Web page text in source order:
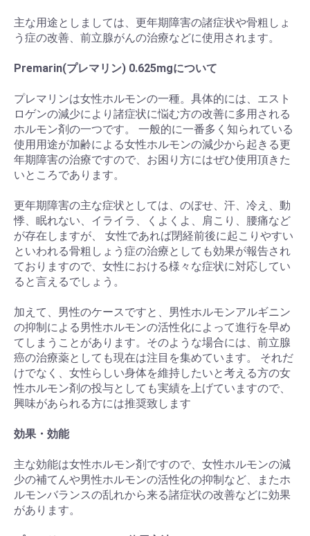
主な用途としましては、更年期障害の諸症状や骨粗しょ
う症の改善、前立腺がんの治療などに使用されます。
Premarin(プレマリン) 0.625mgについて
プレマリンは女性ホルモンの一種。具体的には、エスト
ロゲンの減少により諸症状に悩む方の改善に多用される
ホルモン剤の一つです。 一般的に一番多く知られている
使用用途が加齢による女性ホルモンの減少から起きる更
年期障害の治療ですので、お困り方にはぜひ使用頂きた
いところであります。
更年期障害の主な症状としては、のぼせ、汗、冷え、動
悸、眠れない、イライラ、くよくよ、肩こり、腰痛など
が存在しますが、 女性であれば閉経前後に起こりやすい
といわれる骨粗しょう症の治療としても効果が報告され
ておりますので、女性における様々な症状に対応してい
ると言えるでしょう。
加えて、男性のケースですと、男性ホルモンアルギニン
の抑制による男性ホルモンの活性化によって進行を早め
てしまうことがあります。そのような場合には、前立腺
癌の治療薬としても現在は注目を集めています。 それだ
けでなく、女性らしい身体を維持したいと考える方の女
性ホルモン剤の投与としても実績を上げていますので、
興味があられる方には推奨致します
効果・効能
主な効能は女性ホルモン剤ですので、女性ホルモンの減
少の補てんや男性ホルモンの活性化の抑制など、またホ
ルモンバランスの乱れから来る諸症状の改善などに効果
があります。